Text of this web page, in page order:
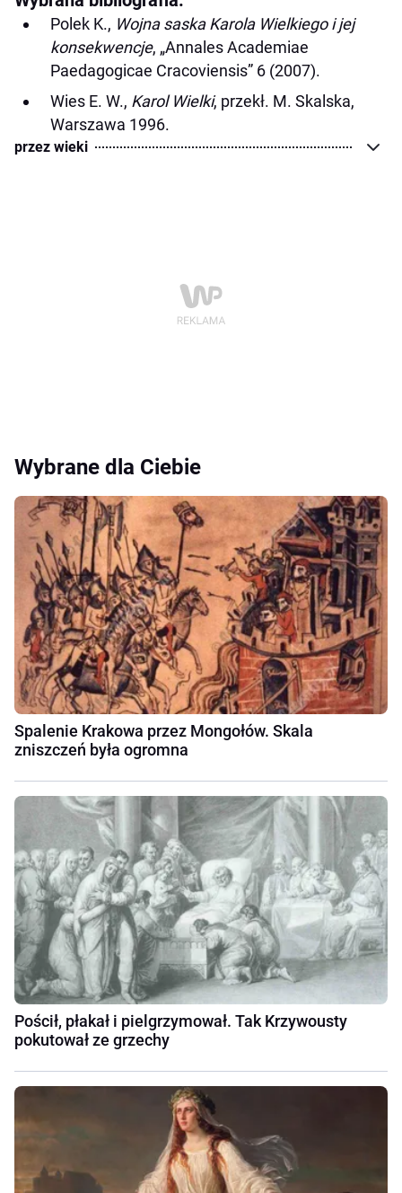
Polek K., Wojna saska Karola Wielkiego i jej
konsekwencje, „Annales Academiae
Paedagogicae Cracoviensis” 6 (2007).
Wies E. W., Karol Wielki, przekł. M. Skalska,
Warszawa 1996.
przez wieki
Wybrane dla Ciebie
Spalenie Krakowa przez Mongołów. Skala
zniszczeń była ogromna
Pościł, płakał i pielgrzymował. Tak Krzywousty
pokutował ze grzechy